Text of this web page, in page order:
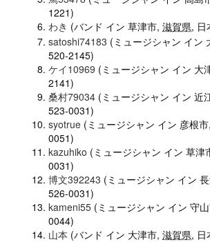
1221)
わき (バンド イン 草津市, 滋賀県, 日
satoshi74183 (ミュージシャン イン
520-2145)
ケイ10969 (ミュージシャン イン 大
2141)
桑村79034 (ミュージシャン イン 近
523-0031)
syotrue (ミュージシャン イン 彦根市,
0051)
kazuhiko (ミュージシャン イン 草津
0031)
博文392243 (ミュージシャン イン
526-0031)
kameni55 (ミュージシャン イン 守
0044)
山本 (バンド イン 大津市, 滋賀県, 日